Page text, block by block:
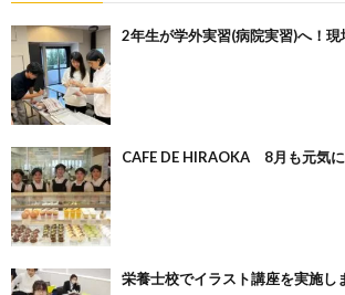
2年生が学外実習(病院実習)へ！現
CAFE DE HIRAOKA 8月も元気に
栄養士校でイラスト講座を実施し